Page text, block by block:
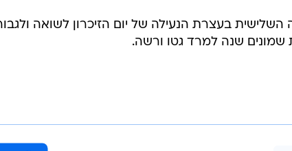
השלישית בעצרת הנעילה של יום הזיכרון לשואה
שנה למרד גטו ורשה.